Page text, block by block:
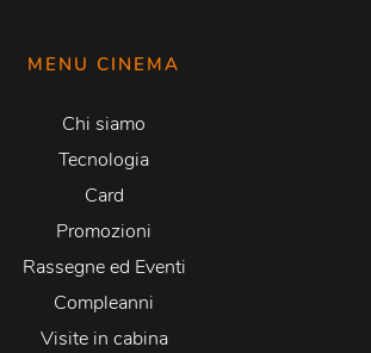
MENU CINEMA
Chi siamo
Tecnologia
Card
Promozioni
Rassegne ed Eventi
Compleanni
Visite in cabina